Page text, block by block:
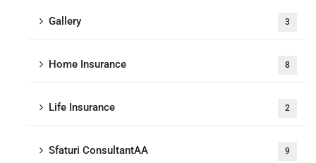
Gallery 3
Home Insurance 8
Life Insurance 2
Sfaturi ConsultantAA 9